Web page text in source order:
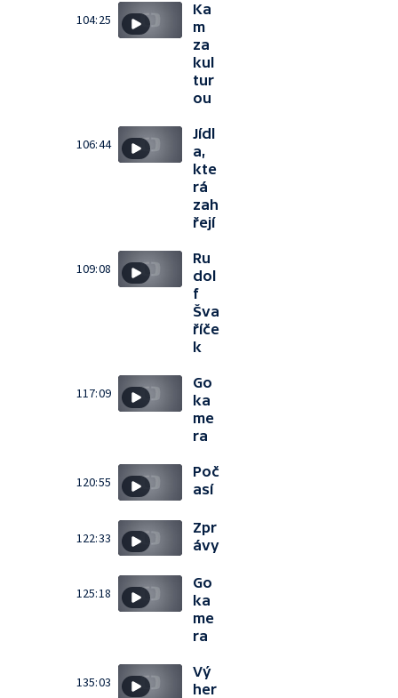
104:25
Ka
m
za
kul
tur
ou
106:44
Jídl
a,
kte
rá
zah
řejí
109:08
Ru
dol
f
Šva
říče
k
117:09
Go
ka
me
ra
120:55
Poč
así
122:33
Zpr
ávy
125:18
Go
ka
me
ra
135:03
Vý
her